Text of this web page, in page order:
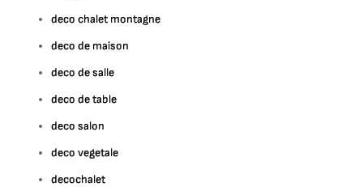
deco chalet montagne
deco de maison
deco de salle
deco de table
deco salon
deco vegetale
decochalet